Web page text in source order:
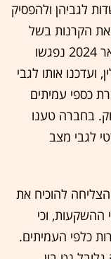
לגביהן ולהפסיק
את הקרנות בשל
חשדות שעלו לגביהם. זאת, אחרי שבינואר 2024 נפגשו
ועדכנו אותו לגבי
כספי עמיתים
בחברה טענו
לגבי מצב
להוכיח את
וכי
כלפי העמיתים.